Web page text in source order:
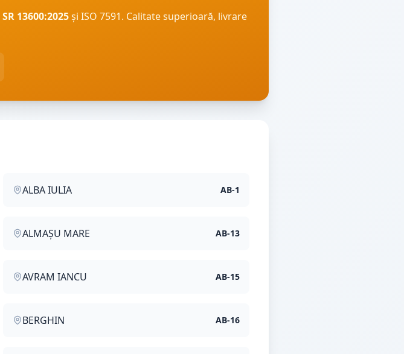
SR 13600:2025și ISO 7591. Calitate superioară, livrare
ALBA IULIA AB-1
ALMAȘU MARE AB-13
AVRAM IANCU AB-15
BERGHIN AB-16